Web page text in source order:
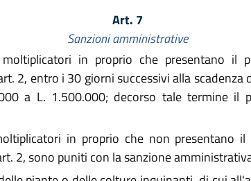
Art. 7
Sanzioni amministrative
in proprio che presentano il
2, entro i 30 giorni successivi alla
a L. 1.500.000; decorso tale termine il
in proprio che non presentano
2, sono puniti con la sanzione